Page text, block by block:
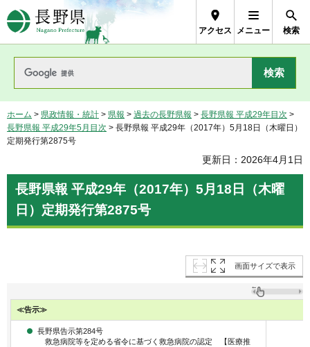
長野県Nagano Prefecture
アクセス メニュー 検索
ホーム > 県政情報・統計 > 県報 > 過去の長野県報 > 長野県報 平成29年目次 >
長野県報 平成29年5月目次 > 長野県報 平成29年（2017年）5月18日（木曜日）
定期発行第2875号
更新日：2026年4月1日
長野県報 平成29年（2017年）5月18日（木曜
日）定期発行第2875号
画面サイズで表示
≪告示≫
長野県告示第284号
救急病院等を定める省令に基づく救急病院の認定 【医療推